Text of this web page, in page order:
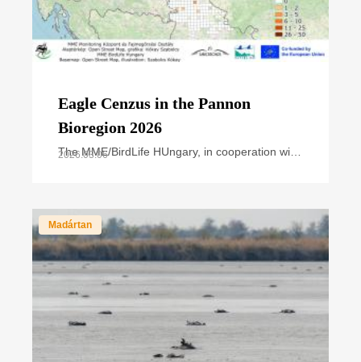
Eagle Cenzus in the Pannon
Bioregion 2026
The MME/BirdLife HUngary, in cooperation with
2026.03.06
Madártan